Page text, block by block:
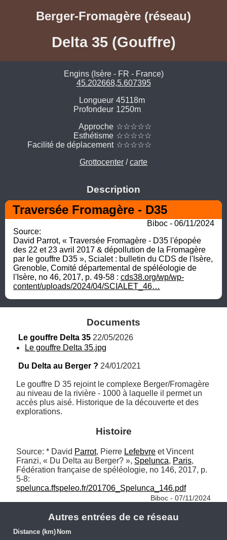
Berger-Fromagère (réseau)
Delta 35 (Gouffre)
Engins (Isère - FR - France)
45.202668,5.607395
Longueur 45118m
Profondeur 1250m
Approche ☆☆☆☆☆
Esthétisme ☆☆☆☆☆
Facilité de déplacement ☆☆☆☆☆
Grottocenter /carte
Description
Traversée Fromagère - D35
Biboc - 06/11/2024
Source:
David Parrot, « Traversée Fromagère - D35 l'épopée
des 22 et 23 avril 2017 & dépollution de la Fromagère
par le gouffre D35 », Scialet : bulletin du CDS de l'Isère,
Grenoble, Comité départemental de spéléologie de
l'Isère, no 46,‎ 2017, p. 49-58 : cds38.org/wp/wp-
content/uploads/2024/04/SCIALET_46…
Documents
Le gouffre Delta 35 22/05/2026
Le gouffre Delta 35.jpg
Du Delta au Berger ? 24/01/2021
Le gouffre D 35 rejoint le complexe Berger/Fromagère
au niveau de la rivière - 1000 à laquelle il permet un
accès plus aisé. Historique de la découverte et des
explorations.
Histoire
Source: * David Parrot, Pierre Lefebvre et Vincent
Franzi, « Du Delta au Berger? », Spelunca, Paris,
Fédération française de spéléologie, no 146,‎ 2017, p.
spelunca.ffspeleo.fr/201706_Spelunca_146.pdf
Biboc - 07/11/2024
Autres entrées de ce réseau
Distance (km) Nom